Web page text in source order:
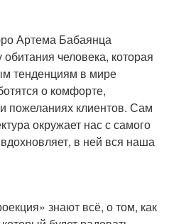
Артема Бабаянца
человека, которая
тенденциям в мире
о комфорте,
пожеланиях клиентов. Сам
окружает нас с самого
в ней вся наша
знают всё, о том, как